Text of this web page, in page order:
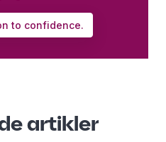
to confidence.
artikler